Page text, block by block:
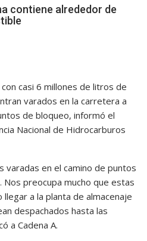
contiene alrededor de
casi 6 millones de litros de
varados en la carretera a
de bloqueo, informó el
Nacional de Hidrocarburos
varadas en el camino de puntos
Nos preocupa mucho que estas
a la planta de almacenaje
despachados hasta las
a Cadena A.